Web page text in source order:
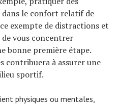
dans le confort relatif de
exempte de distractions et
de vous concentrer
bonne première étape.
contribuera à assurer une
sportif.
physiques ou mentales,